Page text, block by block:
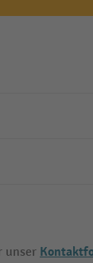
unser